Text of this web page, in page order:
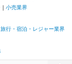
小売業界
旅行・宿泊・レジャー業界